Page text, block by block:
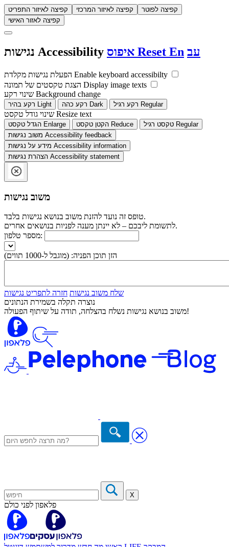
קפיצה לאיזור התפריט קפיצה לאיזור המרכזי
קפיצה לפוטר
קפיצה לאזור האישי
Accessibility Reset En עב
Enable keyboard accessibilty
Display image texts
Background change
Light Dark Regular
Resize text
Enlarge Reduce
Regular
Accessibility feedback
Accessibility information
Accessibility statement
משוב נגישות
טופס זה נועד להזנת משוב בנושא נגישות בלבד.
לתשומת ליבכם – לא יינתן מענה לפניות בנושאים אחרים.
מספר טלפון:
הזן תוכן הפניה: (מוגבל ל-1000 תווים)
שלח משוב נגישות חזרה לתפריט נגישות
נוצרה תקלה בשמירת הנתונים
משוב בנושא נגישות נשלח בהצלחה, תודה על שיתוף הפעולה!
X
פלאפון לפני כולם